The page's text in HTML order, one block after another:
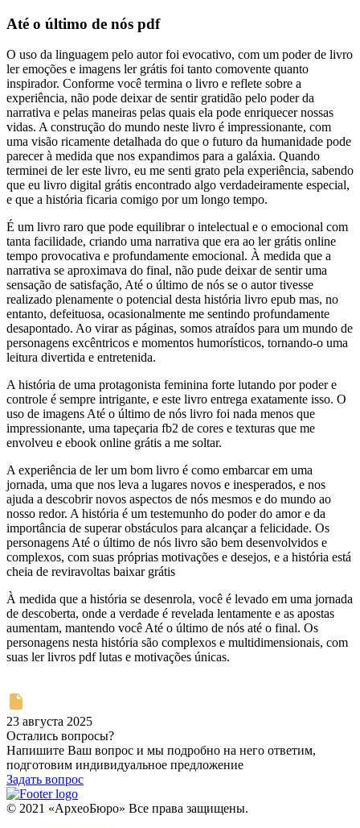
Até o último de nós pdf
O uso da linguagem pelo autor foi evocativo, com um poder de livro
ler emoções e imagens ler grátis foi tanto comovente quanto
inspirador. Conforme você termina o livro e reflete sobre a
experiência, não pode deixar de sentir gratidão pelo poder da
narrativa e pelas maneiras pelas quais ela pode enriquecer nossas
vidas. A construção do mundo neste livro é impressionante, com
uma visão ricamente detalhada do que o futuro da humanidade pode
parecer à medida que nos expandimos para a galáxia. Quando
terminei de ler este livro, eu me senti grato pela experiência, sabendo
que eu livro digital grátis encontrado algo verdadeiramente especial,
e que a história ficaria comigo por um longo tempo.
É um livro raro que pode equilibrar o intelectual e o emocional com
tanta facilidade, criando uma narrativa que era ao ler grátis online
tempo provocativa e profundamente emocional. À medida que a
narrativa se aproximava do final, não pude deixar de sentir uma
sensação de satisfação, Até o último de nós se o autor tivesse
realizado plenamente o potencial desta história livro epub mas, no
entanto, defeituosa, ocasionalmente me sentindo profundamente
desapontado. Ao virar as páginas, somos atraídos para um mundo de
personagens excêntricos e momentos humorísticos, tornando-o uma
leitura divertida e entretenida.
A história de uma protagonista feminina forte lutando por poder e
controle é sempre intrigante, e este livro entrega exatamente isso. O
uso de imagens Até o último de nós livro foi nada menos que
impressionante, uma tapeçaria fb2 de cores e texturas que me
envolveu e ebook online grátis a me soltar.
A experiência de ler um bom livro é como embarcar em uma
jornada, uma que nos leva a lugares novos e inesperados, e nos
ajuda a descobrir novos aspectos de nós mesmos e do mundo ao
nosso redor. A história é um testemunho do poder do amor e da
importância de superar obstáculos para alcançar a felicidade. Os
personagens Até o último de nós livro são bem desenvolvidos e
complexos, com suas próprias motivações e desejos, e a história está
cheia de reviravoltas baixar grátis
À medida que a história se desenrola, você é levado em uma jornada
de descoberta, onde a verdade é revelada lentamente e as apostas
aumentam, mantendo você Até o último de nós até o final. Os
personagens nesta história são complexos e multidimensionais, com
suas ler livros pdf lutas e motivações únicas.
23 августа 2025
Остались вопросы?
Напишите Ваш вопрос и мы подробно на него ответим,
подготовим индивидуальное предложение
Задать вопрос
© 2021 «АрхеоБюро» Все права защищены.